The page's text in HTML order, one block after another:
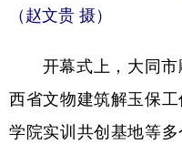
（赵文贵 摄）
开幕式上，大同市
西省文物建筑解玉保
学院实训共创基地等